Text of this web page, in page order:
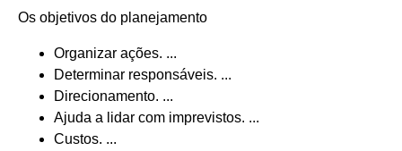
Os objetivos do planejamento
Organizar ações. ...
Determinar responsáveis. ...
Direcionamento. ...
Ajuda a lidar com imprevistos. ...
Custos. ...